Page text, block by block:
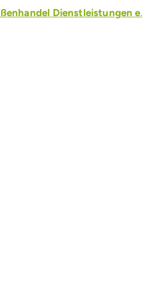
Dienstleistungen